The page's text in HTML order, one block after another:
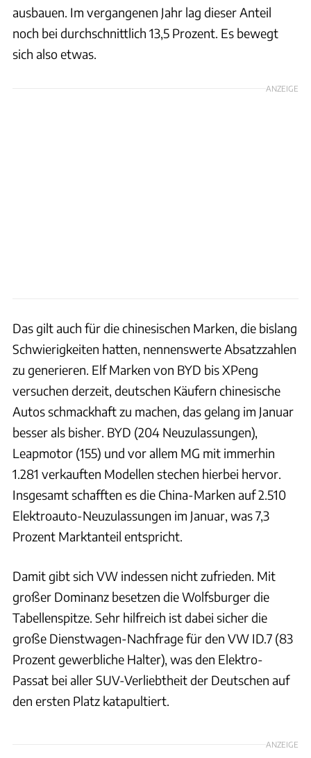
ausbauen. Im vergangenen Jahr lag dieser Anteil
noch bei durchschnittlich 13,5 Prozent. Es bewegt
sich also etwas.
ANZEIGE
Das gilt auch für die chinesischen Marken, die bislang
Schwierigkeiten hatten, nennenswerte Absatzzahlen
zu generieren. Elf Marken von BYD bis XPeng
versuchen derzeit, deutschen Käufern chinesische
Autos schmackhaft zu machen, das gelang im Januar
besser als bisher. BYD (204 Neuzulassungen),
Leapmotor (155) und vor allem MG mit immerhin
1.281 verkauften Modellen stechen hierbei hervor.
Insgesamt schafften es die China-Marken auf 2.510
Elektroauto-Neuzulassungen im Januar, was 7,3
Prozent Marktanteil entspricht.
Damit gibt sich VW indessen nicht zufrieden. Mit
großer Dominanz besetzen die Wolfsburger die
Tabellenspitze. Sehr hilfreich ist dabei sicher die
große Dienstwagen-Nachfrage für den VW ID.7 (83
Prozent gewerbliche Halter), was den Elektro-
Passat bei aller SUV-Verliebtheit der Deutschen auf
den ersten Platz katapultiert.
ANZEIGE